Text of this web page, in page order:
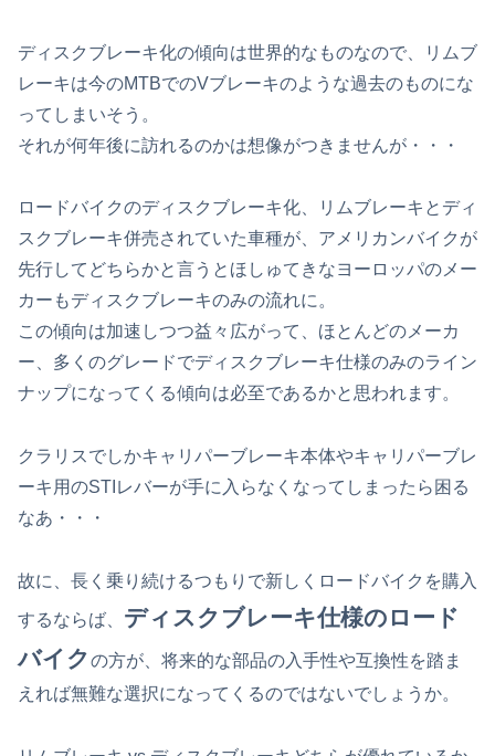
ディスクブレーキ化の傾向は世界的なものなので、リムブ
レーキは今のMTBでのVブレーキのような過去のものにな
ってしまいそう。
それが何年後に訪れるのかは想像がつきませんが・・・
ロードバイクのディスクブレーキ化、リムブレーキとディ
スクブレーキ併売されていた車種が、アメリカンバイクが
先行してどちらかと言うとほしゅてきなヨーロッパのメー
カーもディスクブレーキのみの流れに。
この傾向は加速しつつ益々広がって、ほとんどのメーカ
ー、多くのグレードでディスクブレーキ仕様のみのライン
ナップになってくる傾向は必至であるかと思われます。
クラリスでしかキャリパーブレーキ本体やキャリパーブレ
ーキ用のSTIレバーが手に入らなくなってしまったら困る
なあ・・・
故に、長く乗り続けるつもりで新しくロードバイクを購入
するならば、 ディスクブレーキ仕様のロード
バイクの方が、将来的な部品の入手性や互換性を踏ま
えれば無難な選択になってくるのではないでしょうか。